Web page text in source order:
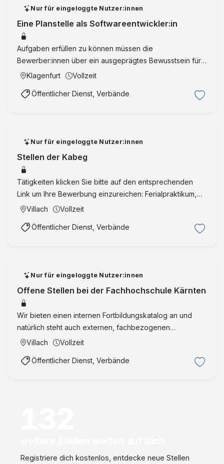
Nur für eingeloggte Nutzer:innen
Eine Planstelle als Softwareentwickler:in
Aufgaben erfüllen zu können müssen die
Bewerber:innen über ein ausgeprägtes Bewusstsein für
IT-Sicherheit und Datenschutz, gutes, professionelles
Ausdrucksweise in Wort und Schri …
Klagenfurt Vollzeit
Öffentlicher Dienst, Verbände
Nur für eingeloggte Nutzer:innen
Stellen der Kabeg
Tätigkeiten klicken Sie bitte auf den entsprechenden
Link um Ihre Bewerbung einzureichen: Ferialpraktikum,
Pflichtpraktikum,Pflegepraktikum, Schnupperpraktikum
Allgemei …
Villach Vollzeit
Öffentlicher Dienst, Verbände
Nur für eingeloggte Nutzer:innen
Offene Stellen bei der Fachhochschule Kärnten
Wir bieten einen internen Fortbildungskatalog an und
natürlich steht auch externen, fachbezogenen
Weiterbildungsmöglichkeiten - in Absprache mit der
nichts im Wege. …
Villach Vollzeit
Öffentlicher Dienst, Verbände
Registriere dich kostenlos, entdecke neue Stellen